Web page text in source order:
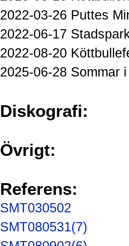
2022-03-26 Puttes
2022-06-17
2022-08-20
2025-06-28 Sommar
Diskografi:
Övrigt:
Referens:
SMT030502
SMT080531(7)